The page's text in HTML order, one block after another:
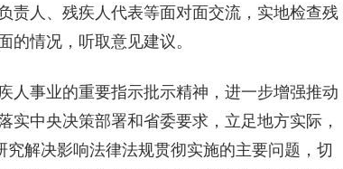
责人、残疾人代表等面对面交流，实地检查残
情况，听取意见建议。
人事业的重要指示批示精神，进一步增强推动
中央决策部署和省委要求，立足地方实际，
解决影响法律法规贯彻实施的主要问题，切